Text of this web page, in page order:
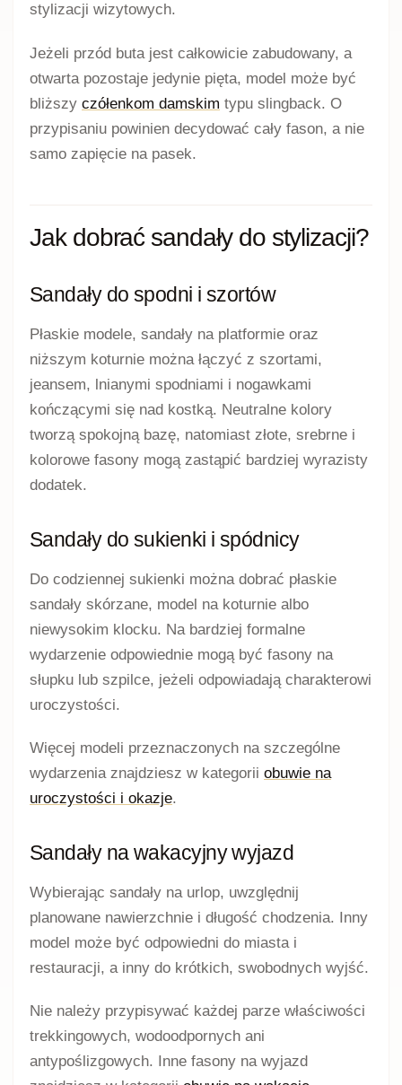
stylizacji wizytowych.
Jeżeli przód buta jest całkowicie zabudowany, a
otwarta pozostaje jedynie pięta, model może być
bliższy czółenkom damskim typu slingback. O
przypisaniu powinien decydować cały fason, a nie
samo zapięcie na pasek.
Jak dobrać sandały do stylizacji?
Sandały do spodni i szortów
Płaskie modele, sandały na platformie oraz
niższym koturnie można łączyć z szortami,
jeansem, lnianymi spodniami i nogawkami
kończącymi się nad kostką. Neutralne kolory
tworzą spokojną bazę, natomiast złote, srebrne i
kolorowe fasony mogą zastąpić bardziej wyrazisty
dodatek.
Sandały do sukienki i spódnicy
Do codziennej sukienki można dobrać płaskie
sandały skórzane, model na koturnie albo
niewysokim klocku. Na bardziej formalne
wydarzenie odpowiednie mogą być fasony na
słupku lub szpilce, jeżeli odpowiadają charakterowi
uroczystości.
Więcej modeli przeznaczonych na szczególne
wydarzenia znajdziesz w kategorii obuwie na
uroczystości i okazje.
Sandały na wakacyjny wyjazd
Wybierając sandały na urlop, uwzględnij
planowane nawierzchnie i długość chodzenia. Inny
model może być odpowiedni do miasta i
restauracji, a inny do krótkich, swobodnych wyjść.
Nie należy przypisywać każdej parze właściwości
trekkingowych, wodoodpornych ani
antypoślizgowych. Inne fasony na wyjazd